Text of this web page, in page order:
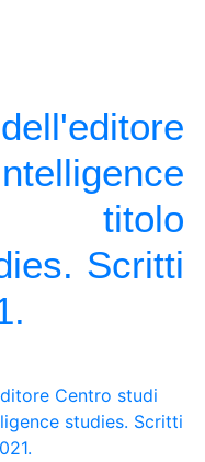
titolo
Scritti